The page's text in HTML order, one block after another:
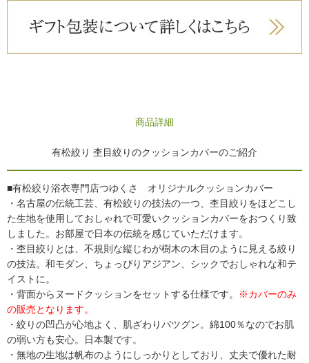
商品詳細
有松絞り 杢目絞りのクッションカバーのご紹介
■有松絞り浴衣専門店つゆくさ オリジナルクッションカバー
・名古屋の伝統工芸、有松絞りの技法の一つ、杢目絞りをほどこし
た生地を使用しておしゃれで可愛いクッションカバーをおつくり致
しました。お部屋で日本の伝統を感じていただけます。
・杢目絞りとは、不規則な縦じわが樹木の木目のように見える絞り
の技法。和モダン、ちょっぴりアジアン、シックでおしゃれな和テ
イストに。
・背面からヌードクッションをセットする仕様です。
※カバーのみ
の販売となります。
・絞りの凹凸が心地よく、肌ざわりバツグン。綿100％なのでお肌
の弱い方も安心。日本製です。
・無地の生地は帆布のようにしっかりとしており、丈夫で優れた耐